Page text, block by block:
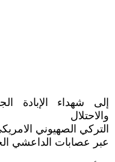
إلى شهداء الإبادة
والاحتلال
التركي الصهيوني
عبر عصابات الداعشي